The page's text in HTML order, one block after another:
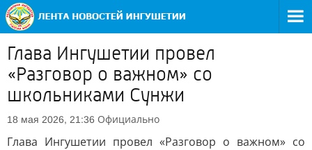
Глава Ингушетии провел
«Разговор о важном» со
школьниками Сунжи
18 мая 2026, 21:36 Официально
Глава Ингушетии провел «Разговор о важном» со